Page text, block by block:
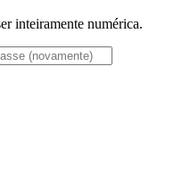
inteiramente numérica.